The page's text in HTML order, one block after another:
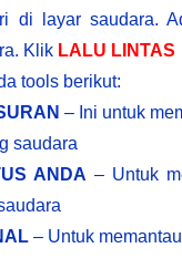
di layar saudara.
Klik LALU LINTAS
tools berikut:
– Ini untuk
saudara
ANDA – Untuk
– Untuk